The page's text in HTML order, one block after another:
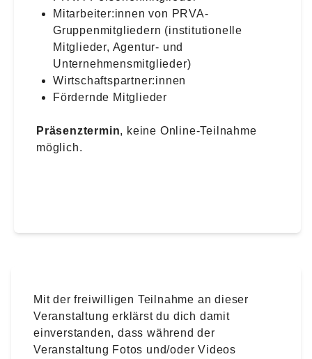
Mitarbeiter:innen von PRVA-
Gruppenmitgliedern (institutionelle
Mitglieder, Agentur- und
Unternehmensmitglieder)
Wirtschaftspartner:innen
Fördernde Mitglieder
Präsenztermin, keine Online-Teilnahme
möglich.
Mit der freiwilligen Teilnahme an dieser
Veranstaltung erklärst du dich damit
einverstanden, dass während der
Veranstaltung Fotos und/oder Videos